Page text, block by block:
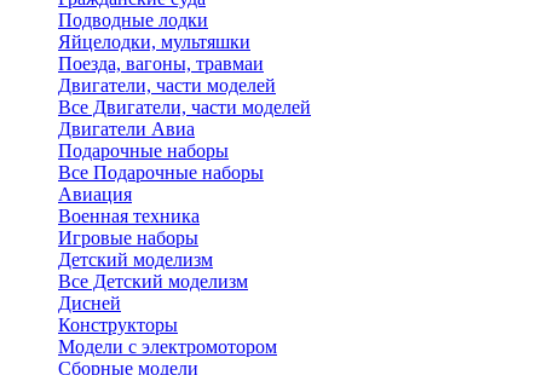
Подводные лодки
Яйцелодки, мультяшки
Поезда, вагоны, травмаи
Двигатели, части моделей
Все Двигатели, части моделей
Двигатели Авиа
Подарочные наборы
Все Подарочные наборы
Авиация
Военная техника
Игровые наборы
Детский моделизм
Все Детский моделизм
Дисней
Конструкторы
Модели с электромотором
Сборные модели